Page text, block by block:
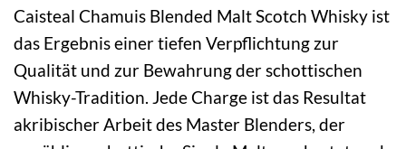
Caisteal Chamuis Blended Malt Scotch Whisky ist
das Ergebnis einer tiefen Verpflichtung zur
Qualität und zur Bewahrung der schottischen
Whisky-Tradition. Jede Charge ist das Resultat
akribischer Arbeit des Master Blenders, der